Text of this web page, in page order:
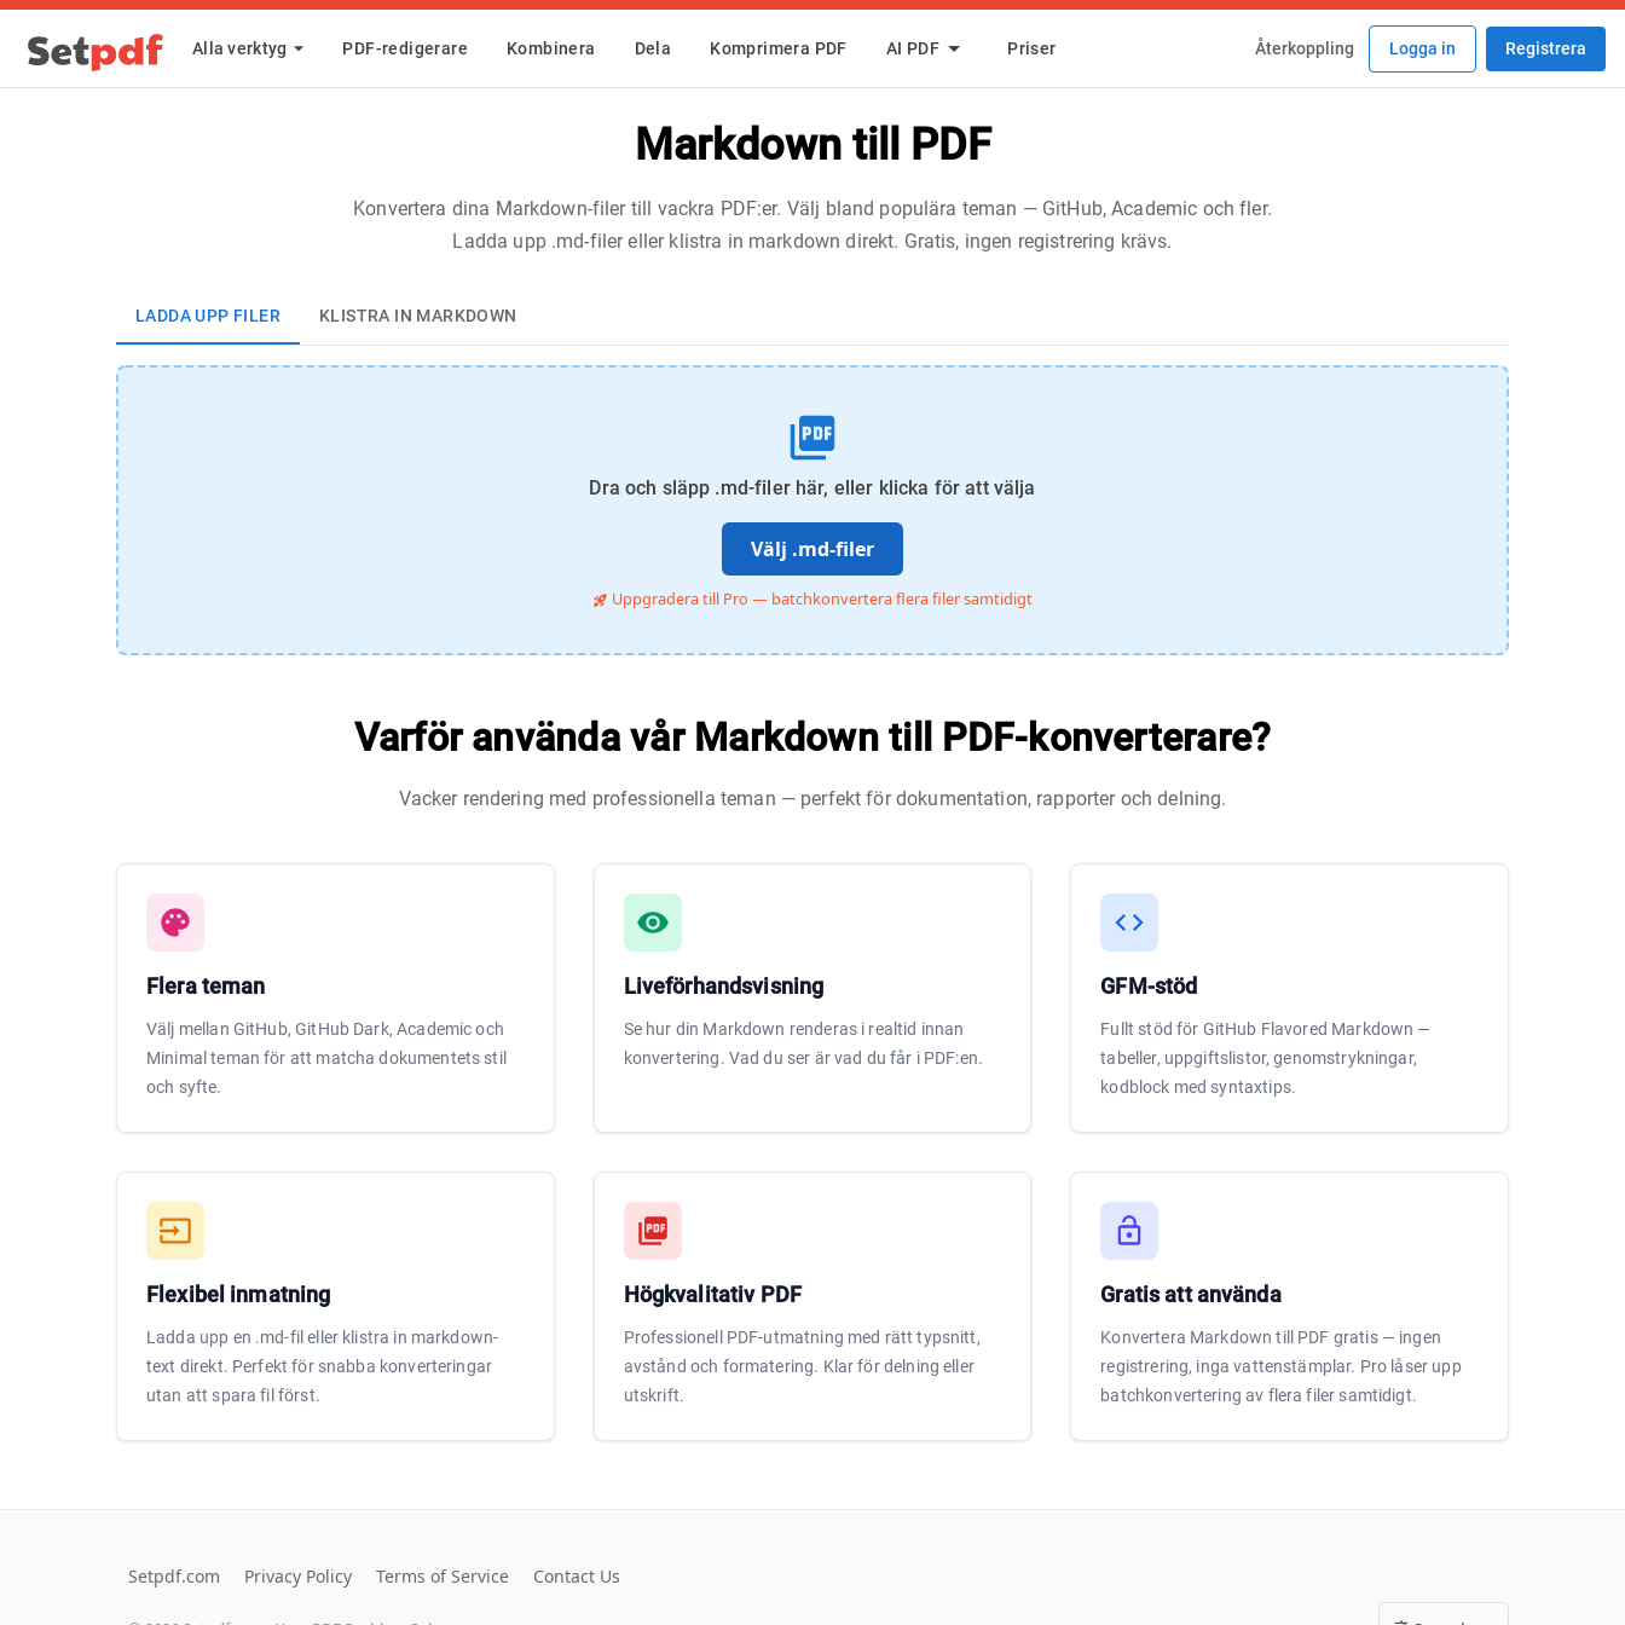
Alla verktyg PDF-redigerare Kombinera Dela Komprimera PDF AI PDF Priser Återkoppling Logga in Registrera
Markdown till PDF
Konvertera dina Markdown-filer till vackra PDF:er. Välj bland populära teman — GitHub, Academic och fler.
Ladda upp .md-filer eller klistra in markdown direkt. Gratis, ingen registrering krävs.
LADDA UPP FILER KLISTRA IN MARKDOWN
Dra och släpp .md-filer här, eller klicka för att välja
Välj .md-filer
Uppgradera till Pro — batchkonvertera flera filer samtidigt
Varför använda vår Markdown till PDF-konverterare?
Vacker rendering med professionella teman — perfekt för dokumentation, rapporter och delning.
Flera teman
Välj mellan GitHub, GitHub Dark, Academic och
Minimal teman för att matcha dokumentets stil
och syfte.
Liveförhandsvisning
Se hur din Markdown renderas i realtid innan
konvertering. Vad du ser är vad du får i PDF:en.
GFM-stöd
Fullt stöd för GitHub Flavored Markdown —
tabeller, uppgiftslistor, genomstrykningar,
kodblock med syntaxtips.
Flexibel inmatning
Ladda upp en .md-fil eller klistra in markdown-
text direkt. Perfekt för snabba konverteringar
utan att spara fil först.
Högkvalitativ PDF
Professionell PDF-utmatning med rätt typsnitt,
avstånd och formatering. Klar för delning eller
utskrift.
Gratis att använda
Konvertera Markdown till PDF gratis — ingen
registrering, inga vattenstämplar. Pro låser upp
batchkonvertering av flera filer samtidigt.
Setpdf.com Privacy Policy Terms of Service Contact Us